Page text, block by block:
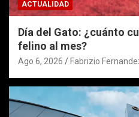
ACTUALIDAD
Día del Gato: ¿cuánto
felino al mes?
Ago 6, 2026 Fabrizio